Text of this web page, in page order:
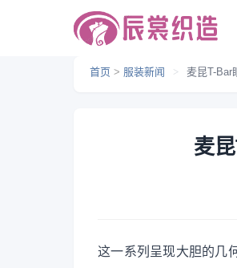
首页 > 服装新闻 > 麦昆T-Bar
麦
这一系列呈现大胆的几